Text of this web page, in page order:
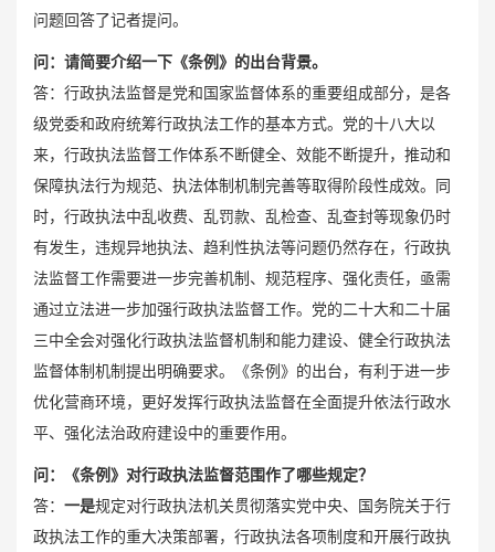
问题回答了记者提问。
问： 请简要介绍一下《条例》的出台背景。
答：行政执法监督是党和国家监督体系的重要组成部分，是各
级党委和政府统筹行政执法工作的基本方式。党的十八大以
来，行政执法监督工作体系不断健全、效能不断提升，推动和
保障执法行为规范、执法体制机制完善等取得阶段性成效。同
时，行政执法中乱收费、乱罚款、乱检查、乱查封等现象仍时
有发生，违规异地执法、趋利性执法等问题仍然存在，行政执
法监督工作需要进一步完善机制、规范程序、强化责任，亟需
通过立法进一步加强行政执法监督工作。党的二十大和二十届
三中全会对强化行政执法监督机制和能力建设、健全行政执法
监督体制机制提出明确要求。《条例》的出台，有利于进一步
优化营商环境，更好发挥行政执法监督在全面提升依法行政水
平、强化法治政府建设中的重要作用。
问：
《条例》对行政执法监督范围作了哪些规定？
答： 一是规定对行政执法机关贯彻落实党中央、国务院关于行
政执法工作的重大决策部署，行政执法各项制度和开展行政执